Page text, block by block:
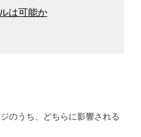
は可能か
のうち、どちらに影響される